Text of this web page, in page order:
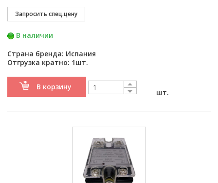
В наличии
Страна бренда: Испания
Отгрузка кратно: 1шт.
В корзину
шт.